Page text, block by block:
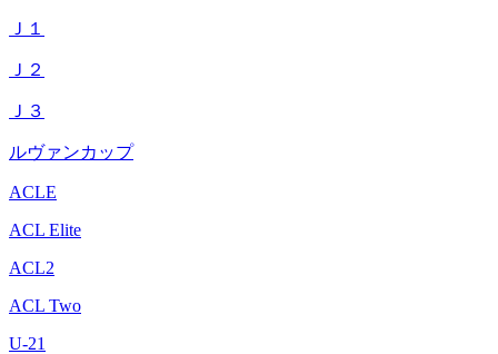
Ｊ１
Ｊ２
Ｊ３
ルヴァンカップ
ACLE
ACL Elite
ACL2
ACL Two
U-21